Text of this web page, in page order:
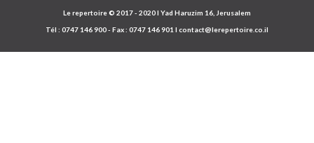
Le repertoire © 2017 - 2020 I Yad Haruzim 16, Jerusalem
Tél : 0747 146 900- Fax : 0747 146 901 I contact@lerepertoire.co.il